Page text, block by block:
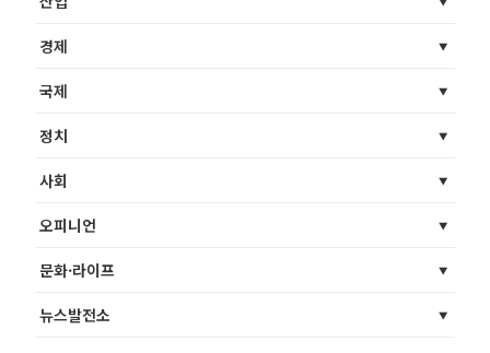
경제
국제
정치
사회
오피니언
문화·라이프
뉴스발전소